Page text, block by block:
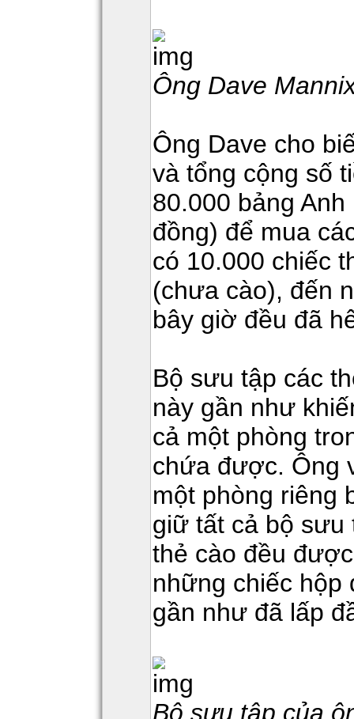
Ông Dave
Ông Dave cho
và tổng cộng số
80.000 bảng
đồng) để mua
có 10.000 chiếc
(chưa cào), đến
bây giờ đều đã
Bộ sưu tập các
này gần như
cả một phòng
chứa được. Ông
một phòng riêng
giữ tất cả bộ sưu
thẻ cào đều
những chiếc hộp
gần như đã lấp
Bộ sưu tập của